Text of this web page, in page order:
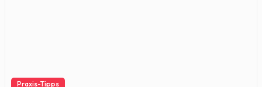
Praxis-Tipps